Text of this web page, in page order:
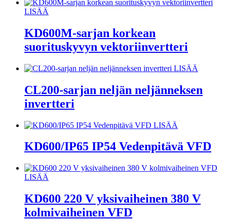
LISÄÄ
KD600M-sarjan korkean
suorituskyvyn vektoriinvertteri
LISÄÄ
CL200-sarjan neljän neljänneksen
invertteri
LISÄÄ
KD600/IP65 IP54 Vedenpitävä VFD
LISÄÄ
KD600 220 V yksivaiheinen 380 V
kolmivaiheinen VFD